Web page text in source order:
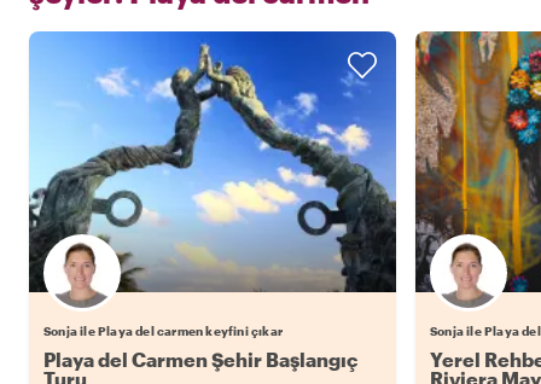
Sonja ile Playa del carmen keyfini çıkar
Playa del Carmen Şehir Başlangıç
Turu
Sonja ile Playa
Yerel
Riviera